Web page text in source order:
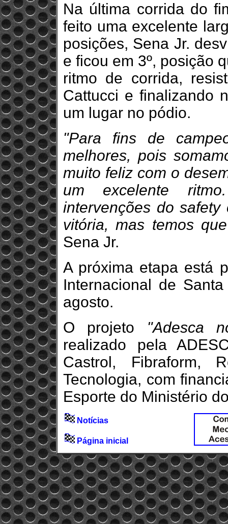
Na última corrida do
feito uma excelente
posições, Sena Jr.
e ficou em 3º, posição
ritmo de corrida,
Cattucci e finalizando
um lugar no pódio.
"Para fins de
melhores, pois
muito feliz com o
um excelente
intervenções do
vitória, mas temos
Sena Jr.
A próxima etapa está
Internacional de
agosto.
O projeto "Adesca
realizado pela
Castrol, Fibraform,
Tecnologia, com
Esporte do Ministério
Notícias
Página inicial